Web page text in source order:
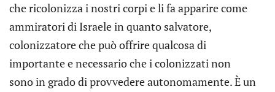
che ricolonizza i nostri corpi e li fa apparire come
ammiratori di Israele in quanto salvatore,
colonizzatore che può offrire qualcosa di
importante e necessario che i colonizzati non
sono in grado di provvedere autonomamente. È un